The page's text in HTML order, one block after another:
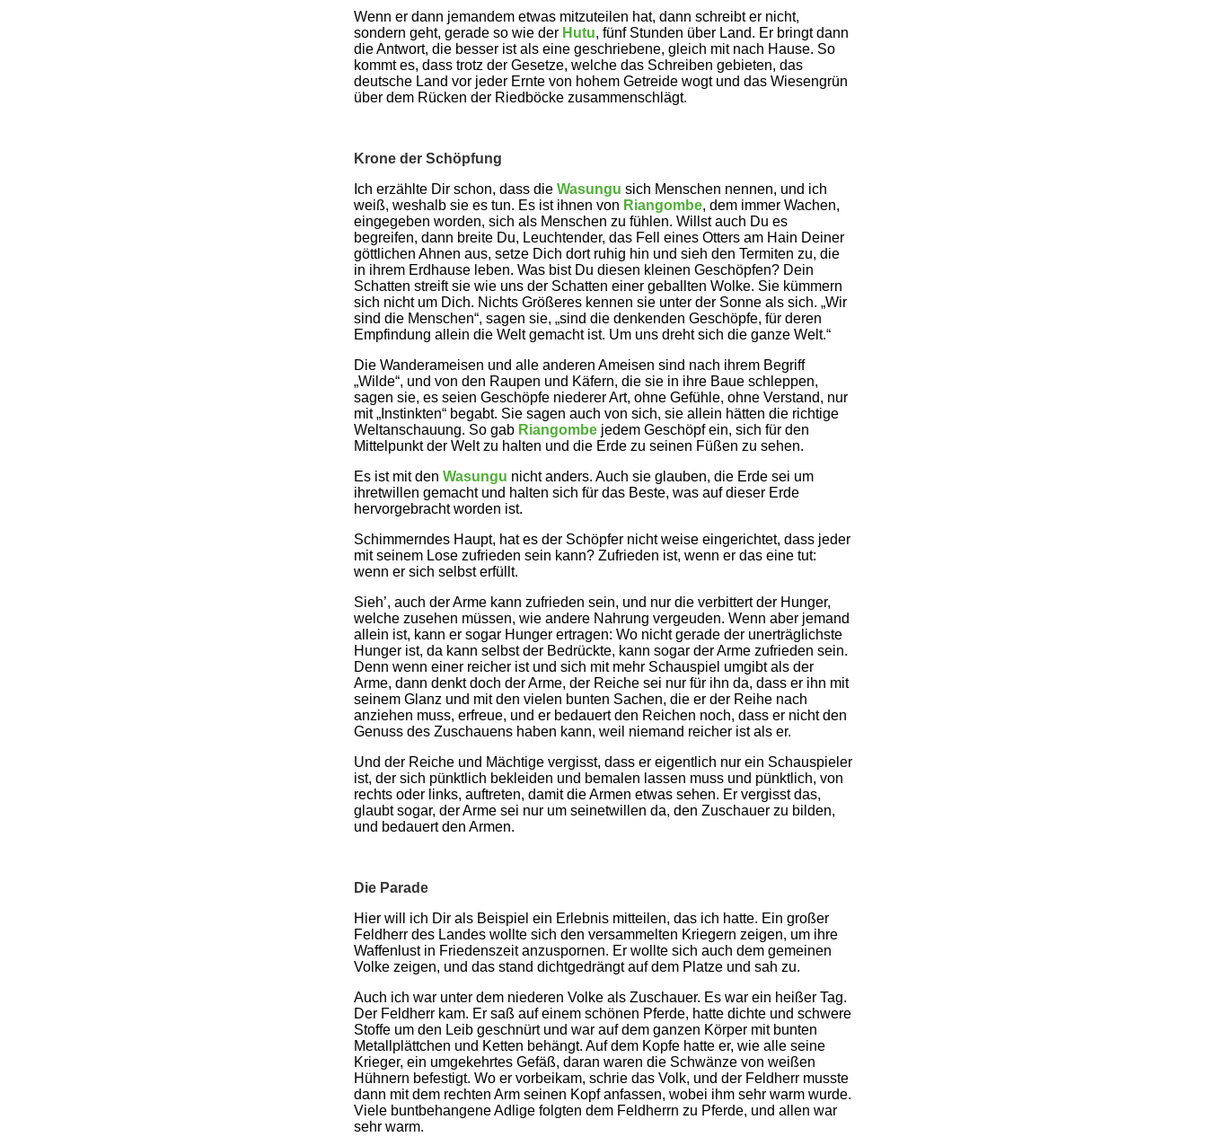
Wenn er dann jemandem etwas mitzuteilen hat, dann schreibt er nicht,
sondern geht, gerade so wie der Hutu, fünf Stunden über Land. Er bringt dann
die Antwort, die besser ist als eine geschriebene, gleich mit nach Hause. So
kommt es, dass trotz der Gesetze, welche das Schreiben gebieten, das
deutsche Land vor jeder Ernte von hohem Getreide wogt und das Wiesengrün
über dem Rücken der Riedböcke zusammenschlägt.
Krone der Schöpfung
Ich erzählte Dir schon, dass die Wasungu sich Menschen nennen, und ich
weiß, weshalb sie es tun. Es ist ihnen von Riangombe, dem immer Wachen,
eingegeben worden, sich als Menschen zu fühlen. Willst auch Du es
begreifen, dann breite Du, Leuchtender, das Fell eines Otters am Hain Deiner
göttlichen Ahnen aus, setze Dich dort ruhig hin und sieh den Termiten zu, die
in ihrem Erdhause leben. Was bist Du diesen kleinen Geschöpfen? Dein
Schatten streift sie wie uns der Schatten einer geballten Wolke. Sie kümmern
sich nicht um Dich. Nichts Größeres kennen sie unter der Sonne als sich. „Wir
sind die Menschen“, sagen sie, „sind die denkenden Geschöpfe, für deren
Empfindung allein die Welt gemacht ist. Um uns dreht sich die ganze Welt.“
Die Wanderameisen und alle anderen Ameisen sind nach ihrem Begriff
„Wilde“, und von den Raupen und Käfern, die sie in ihre Baue schleppen,
sagen sie, es seien Geschöpfe niederer Art, ohne Gefühle, ohne Verstand, nur
mit „Instinkten“ begabt. Sie sagen auch von sich, sie allein hätten die richtige
Weltanschauung. So gab Riangombe jedem Geschöpf ein, sich für den
Mittelpunkt der Welt zu halten und die Erde zu seinen Füßen zu sehen.
Es ist mit den Wasungu nicht anders. Auch sie glauben, die Erde sei um
ihretwillen gemacht und halten sich für das Beste, was auf dieser Erde
hervorgebracht worden ist.
Schimmerndes Haupt, hat es der Schöpfer nicht weise eingerichtet, dass jeder
mit seinem Lose zufrieden sein kann? Zufrieden ist, wenn er das eine tut:
wenn er sich selbst erfüllt.
Sieh’, auch der Arme kann zufrieden sein, und nur die verbittert der Hunger,
welche zusehen müssen, wie andere Nahrung vergeuden. Wenn aber jemand
allein ist, kann er sogar Hunger ertragen: Wo nicht gerade der unerträglichste
Hunger ist, da kann selbst der Bedrückte, kann sogar der Arme zufrieden sein.
Denn wenn einer reicher ist und sich mit mehr Schauspiel umgibt als der
Arme, dann denkt doch der Arme, der Reiche sei nur für ihn da, dass er ihn mit
seinem Glanz und mit den vielen bunten Sachen, die er der Reihe nach
anziehen muss, erfreue, und er bedauert den Reichen noch, dass er nicht den
Genuss des Zuschauens haben kann, weil niemand reicher ist als er.
Und der Reiche und Mächtige vergisst, dass er eigentlich nur ein Schauspieler
ist, der sich pünktlich bekleiden und bemalen lassen muss und pünktlich, von
rechts oder links, auftreten, damit die Armen etwas sehen. Er vergisst das,
glaubt sogar, der Arme sei nur um seinetwillen da, den Zuschauer zu bilden,
und bedauert den Armen.
Die Parade
Hier will ich Dir als Beispiel ein Erlebnis mitteilen, das ich hatte. Ein großer
Feldherr des Landes wollte sich den versammelten Kriegern zeigen, um ihre
Waffenlust in Friedenszeit anzuspornen. Er wollte sich auch dem gemeinen
Volke zeigen, und das stand dichtgedrängt auf dem Platze und sah zu.
Auch ich war unter dem niederen Volke als Zuschauer. Es war ein heißer Tag.
Der Feldherr kam. Er saß auf einem schönen Pferde, hatte dichte und schwere
Stoffe um den Leib geschnürt und war auf dem ganzen Körper mit bunten
Metallplättchen und Ketten behängt. Auf dem Kopfe hatte er, wie alle seine
Krieger, ein umgekehrtes Gefäß, daran waren die Schwänze von weißen
Hühnern befestigt. Wo er vorbeikam, schrie das Volk, und der Feldherr musste
dann mit dem rechten Arm seinen Kopf anfassen, wobei ihm sehr warm wurde.
Viele buntbehangene Adlige folgten dem Feldherrn zu Pferde, und allen war
sehr warm.